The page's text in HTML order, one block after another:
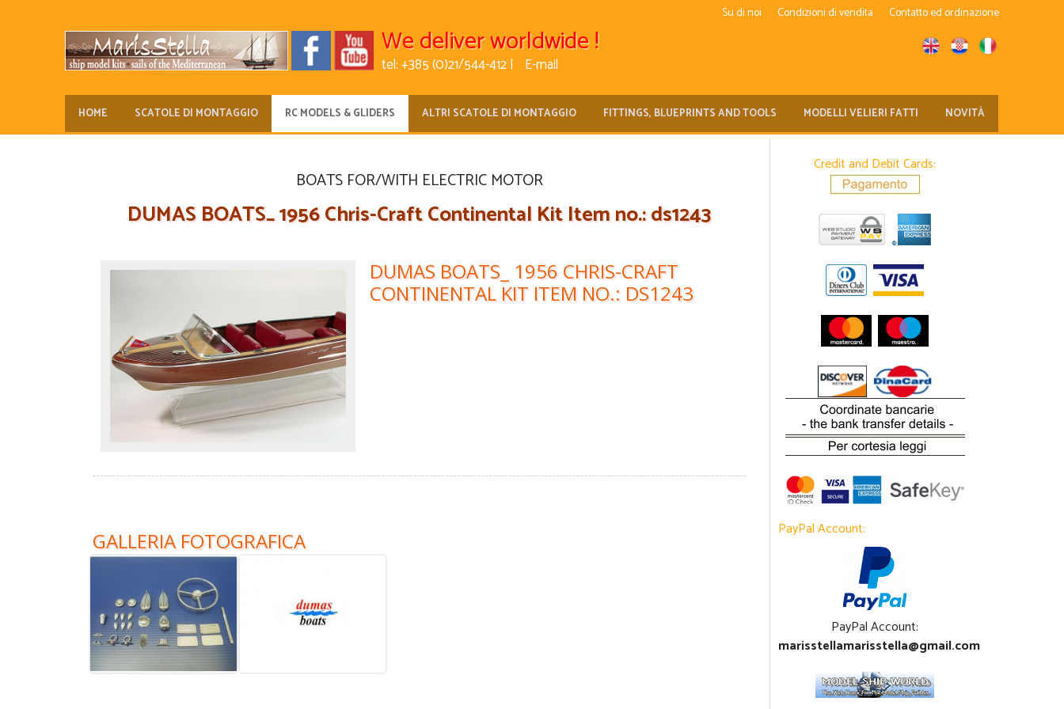
Su di noi Condizioni di vendita Contatto ed ordinazione
We deliver worldwide !
tel: +385 (0)21/544-412 | E-mail
HOME SCATOLE DI MONTAGGIO RC MODELS & GLIDERS ALTRI SCATOLE DI MONTAGGIO FITTINGS, BLUEPRINTS AND TOOLS MODELLI VELIERI FATTI NOVITÀ
BOATS FOR/WITH ELECTRIC MOTOR
DUMAS BOATS_ 1956 Chris-Craft Continental Kit Item no.: ds1243
DUMAS BOATS_ 1956 CHRIS-CRAFT
CONTINENTAL KIT ITEM NO.: DS1243
GALLERIA FOTOGRAFICA
Credit and Debit Cards:
PayPal Account:
PayPal Account:
marisstellamarisstella@gmail.com